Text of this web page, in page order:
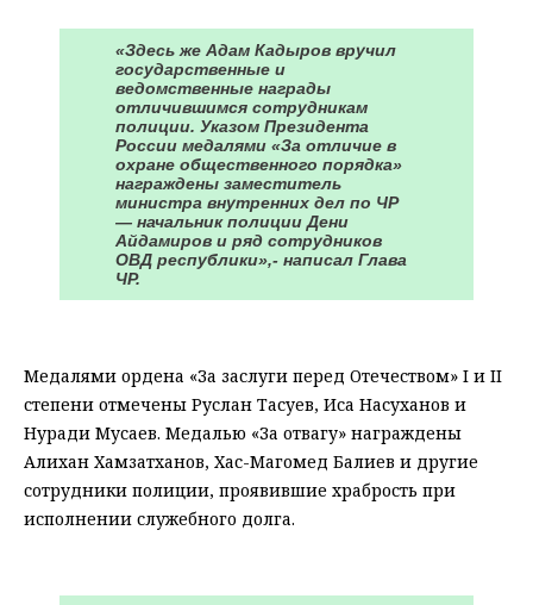
«Здесь же Адам Кадыров вручил
государственные и
ведомственные награды
отличившимся сотрудникам
полиции. Указом Президента
России медалями «За отличие в
охране общественного порядка»
награждены заместитель
министра внутренних дел по ЧР
— начальник полиции Дени
Айдамиров и ряд сотрудников
ОВД республики»,- написал Глава
ЧР.
Медалями ордена «За заслуги перед Отечеством» I и II
степени отмечены Руслан Тасуев, Иса Насуханов и
Нуради Мусаев. Медалью «За отвагу» награждены
Алихан Хамзатханов, Хас-Магомед Балиев и другие
сотрудники полиции, проявившие храбрость при
исполнении служебного долга.